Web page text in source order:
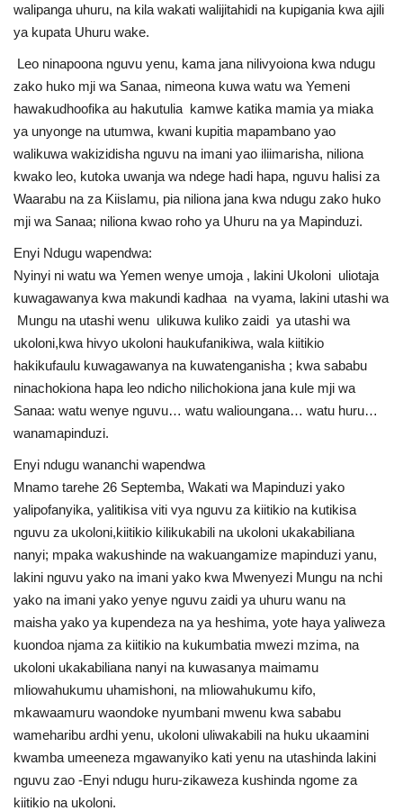
walipanga uhuru, na kila wakati walijitahidi na kupigania kwa ajili
ya kupata Uhuru wake.
Leo ninapoona nguvu yenu, kama jana nilivyoiona kwa ndugu
zako huko mji wa Sanaa, nimeona kuwa watu wa Yemeni
hawakudhoofika au hakutulia kamwe katika mamia ya miaka
ya unyonge na utumwa, kwani kupitia mapambano yao
walikuwa wakizidisha nguvu na imani yao iliimarisha, niliona
kwako leo, kutoka uwanja wa ndege hadi hapa, nguvu halisi za
Waarabu na za Kiislamu, pia niliona jana kwa ndugu zako huko
mji wa Sanaa; niliona kwao roho ya Uhuru na ya Mapinduzi.
Enyi Ndugu wapendwa:
Nyinyi ni watu wa Yemen wenye umoja , lakini Ukoloni uliotaja
kuwagawanya kwa makundi kadhaa na vyama, lakini utashi wa
Mungu na utashi wenu ulikuwa kuliko zaidi ya utashi wa
ukoloni,kwa hivyo ukoloni haukufanikiwa, wala kiitikio
hakikufaulu kuwagawanya na kuwatenganisha ; kwa sababu
ninachokiona hapa leo ndicho nilichokiona jana kule mji wa
Sanaa: watu wenye nguvu… watu walioungana… watu huru…
wanamapinduzi.
Enyi ndugu wananchi wapendwa
Mnamo tarehe 26 Septemba, Wakati wa Mapinduzi yako
yalipofanyika, yalitikisa viti vya nguvu za kiitikio na kutikisa
nguvu za ukoloni,kiitikio kilikukabili na ukoloni ukakabiliana
nanyi; mpaka wakushinde na wakuangamize mapinduzi yanu,
lakini nguvu yako na imani yako kwa Mwenyezi Mungu na nchi
yako na imani yako yenye nguvu zaidi ya uhuru wanu na
maisha yako ya kupendeza na ya heshima, yote haya yaliweza
kuondoa njama za kiitikio na kukumbatia mwezi mzima, na
ukoloni ukakabiliana nanyi na kuwasanya maimamu
mliowahukumu uhamishoni, na mliowahukumu kifo,
mkawaamuru waondoke nyumbani mwenu kwa sababu
wameharibu ardhi yenu, ukoloni uliwakabili na huku ukaamini
kwamba umeeneza mgawanyiko kati yenu na utashinda lakini
nguvu zao -Enyi ndugu huru-zikaweza kushinda ngome za
kiitikio na ukoloni.